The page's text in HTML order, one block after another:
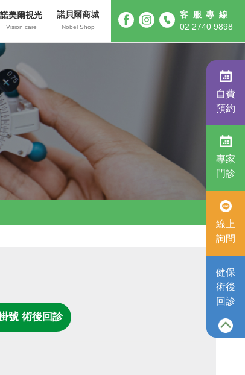
諾美爾視光
Vision care
諾貝爾商城
Nobel Shop
客服專線
02 2740 9898
號 術後回診
自費
預約
專家
門診
線上
詢問
健保
術後
回診